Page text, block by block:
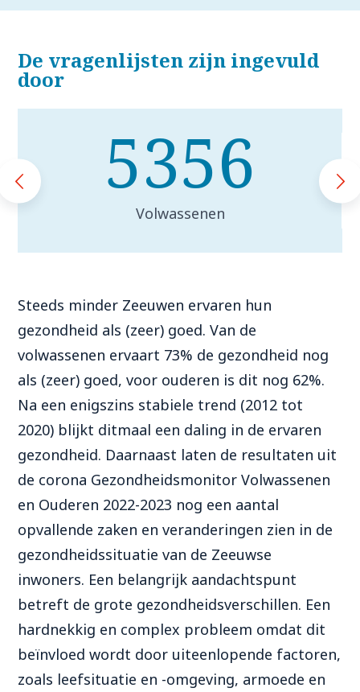
De vragenlijsten zijn ingevuld
door
5356
Volwassenen
Steeds minder Zeeuwen ervaren hun
gezondheid als (zeer) goed. Van de
volwassenen ervaart 73% de gezondheid nog
als (zeer) goed, voor ouderen is dit nog 62%.
Na een enigszins stabiele trend (2012 tot
2020) blijkt ditmaal een daling in de ervaren
gezondheid. Daarnaast laten de resultaten uit
de corona Gezondheidsmonitor Volwassenen
en Ouderen 2022-2023 nog een aantal
opvallende zaken en veranderingen zien in de
gezondheidssituatie van de Zeeuwse
inwoners. Een belangrijk aandachtspunt
betreft de grote gezondheidsverschillen. Een
hardnekkig en complex probleem omdat dit
beïnvloed wordt door uiteenlopende factoren,
zoals leefsituatie en -omgeving, armoede en